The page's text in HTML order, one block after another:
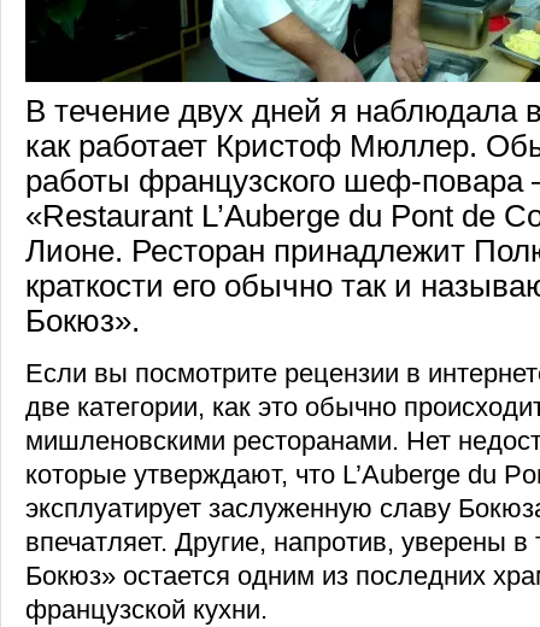
В течение двух дней я наблюдала
как работает Кристоф Мюллер.
работы французского шеф-повара
«Restaurant L’Auberge du Pont de
Лионе. Ресторан принадлежит
краткости его обычно так и
Бокюз».
Если вы посмотрите рецензии в
две категории, как это обычно
мишленовскими ресторанами. Нет
которые утверждают, что L’Auberge du
эксплуатирует заслуженную славу
впечатляет. Другие, напротив, уверены
Бокюз» остается одним из последних
французской кухни.